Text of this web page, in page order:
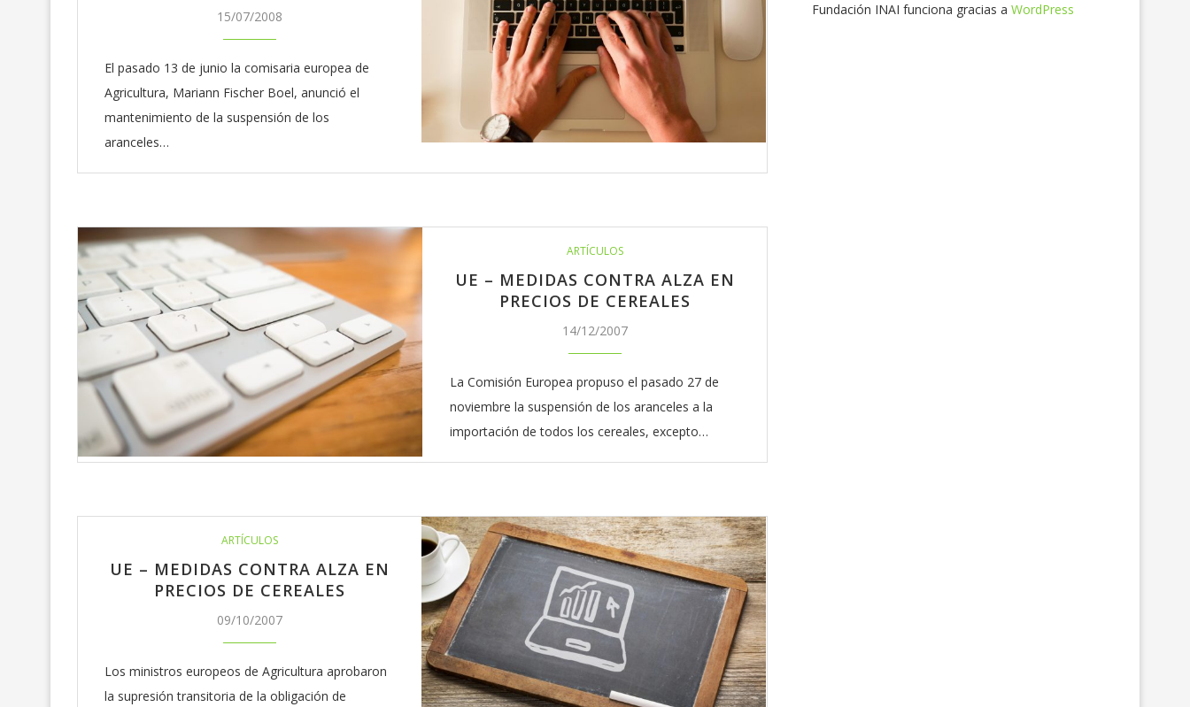
15/07/2008
El pasado 13 de junio la comisaria europea de
Agricultura, Mariann Fischer Boel, anunció el
mantenimiento de la suspensión de los
aranceles…
ARTÍCULOS
UE – MEDIDAS CONTRA ALZA EN
PRECIOS DE CEREALES
14/12/2007
La Comisión Europea propuso el pasado 27 de
noviembre la suspensión de los aranceles a la
importación de todos los cereales, excepto…
ARTÍCULOS
UE – MEDIDAS CONTRA ALZA EN
PRECIOS DE CEREALES
09/10/2007
Los ministros europeos de Agricultura aprobaron
la supresión transitoria de la obligación de
Fundación INAI funciona gracias a WordPress